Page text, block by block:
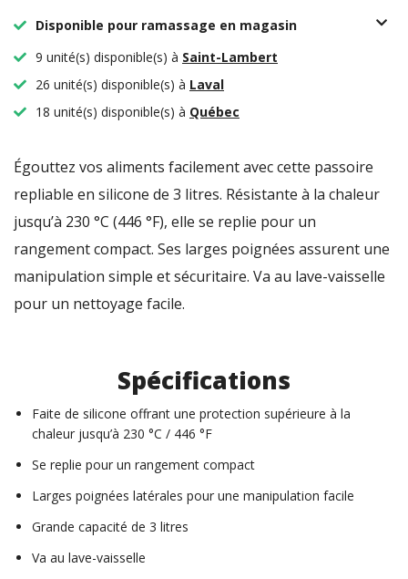
Disponible pour ramassage en magasin
9 unité(s) disponible(s) à Saint-Lambert
26 unité(s) disponible(s) à Laval
18 unité(s) disponible(s) à Québec
Égouttez vos aliments facilement avec cette passoire
repliable en silicone de 3 litres. Résistante à la chaleur
jusqu’à 230 °C (446 °F), elle se replie pour un
rangement compact. Ses larges poignées assurent une
manipulation simple et sécuritaire. Va au lave-vaisselle
pour un nettoyage facile.
Spécifications
Faite de silicone offrant une protection supérieure à la
chaleur jusqu’à 230 °C / 446 °F
Se replie pour un rangement compact
Larges poignées latérales pour une manipulation facile
Grande capacité de 3 litres
Va au lave-vaisselle